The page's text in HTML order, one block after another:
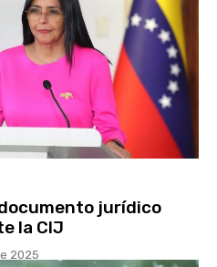
jurídico
la CIJ
2025